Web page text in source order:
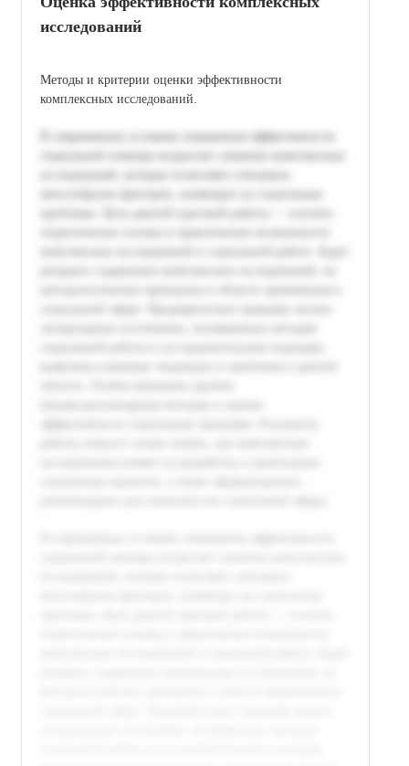
исследований
Методы и критерии оценки эффективности
комплексных исследований.